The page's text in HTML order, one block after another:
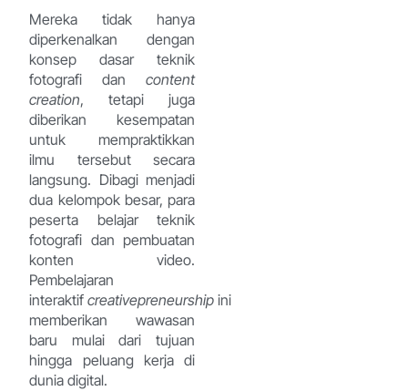
Mereka tidak hanya
diperkenalkan dengan
konsep dasar teknik
fotografi dan content
creation, tetapi juga
diberikan kesempatan
untuk mempraktikkan
ilmu tersebut secara
langsung. Dibagi menjadi
dua kelompok besar, para
peserta belajar teknik
fotografi dan pembuatan
konten video.
Pembelajaran
interaktifcreativepreneurship ini
memberikan wawasan
baru mulai dari tujuan
hingga peluang kerja di
dunia digital.